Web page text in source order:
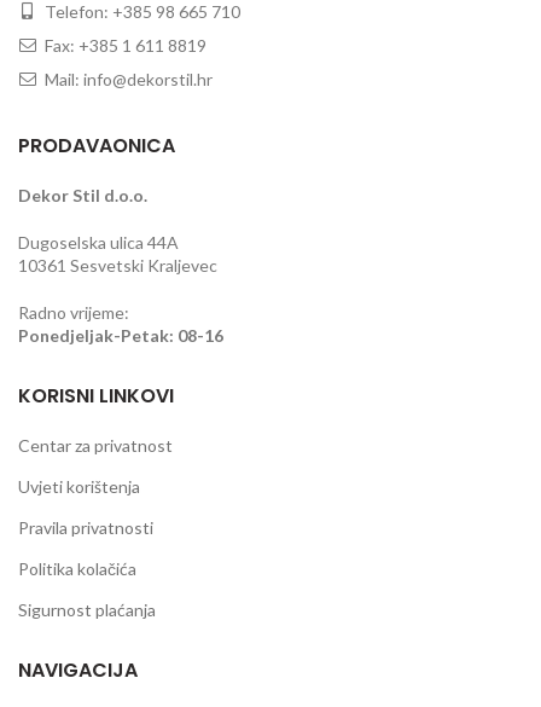
Telefon: +385 98 665 710
Fax: +385 1 611 8819
Mail: info@dekorstil.hr
PRODAVAONICA
Dekor Stil d.o.o.
Dugoselska ulica 44A
10361 Sesvetski Kraljevec
Radno vrijeme:
Ponedjeljak-Petak: 08-16
KORISNI LINKOVI
Centar za privatnost
Uvjeti korištenja
Pravila privatnosti
Politika kolačića
Sigurnost plaćanja
NAVIGACIJA